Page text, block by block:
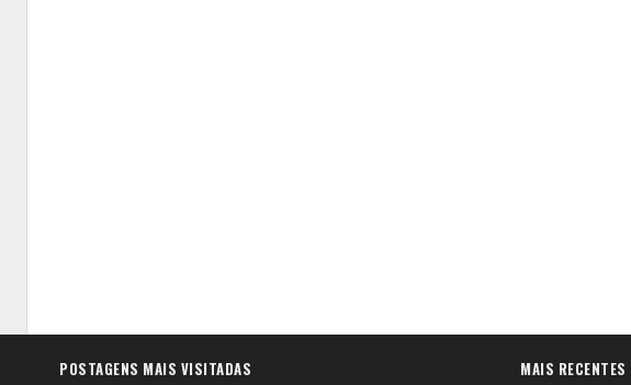
POSTAGENS MAIS VISITADAS MAIS RECENTES